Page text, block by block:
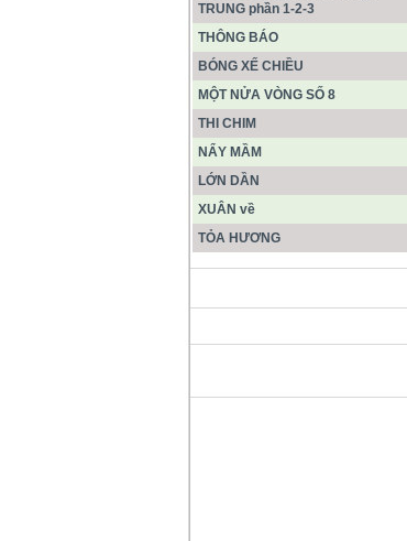
TRUNG phần 1-2-3
THÔNG BÁO
BÓNG XẾ CHIỀU
MỘT NỬA VÒNG SỐ 8
THI CHIM
NẨY MẦM
LỚN DẦN
XUÂN về
TỎA HƯƠNG